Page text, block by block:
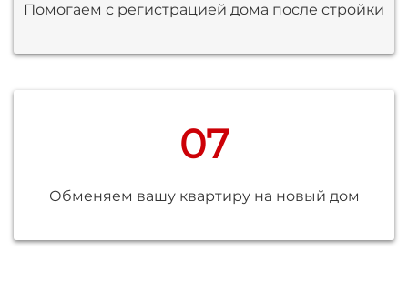
Помогаем с регистрацией дома после стройки
07
Обменяем вашу квартиру на новый дом